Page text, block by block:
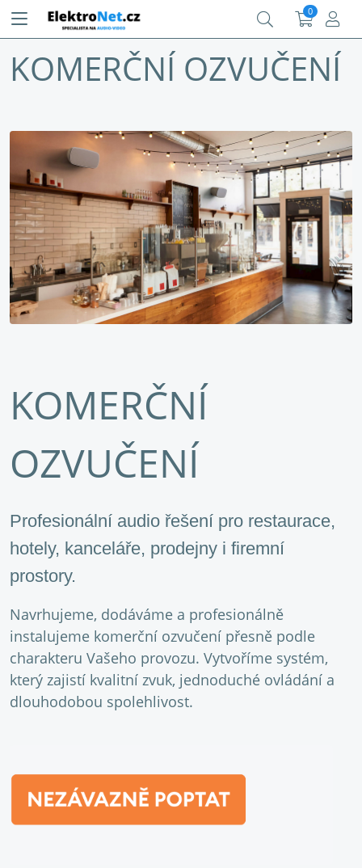
0
KOMERČNÍ OZVUČENÍ
KOMERČNÍ
OZVUČENÍ
Profesionální audio řešení pro restaurace,
hotely, kanceláře, prodejny i firemní
prostory.
Navrhujeme, dodáváme a profesionálně
instalujeme komerční ozvučení přesně podle
charakteru Vašeho provozu. Vytvoříme systém,
který zajistí kvalitní zvuk, jednoduché ovládání a
dlouhodobou spolehlivost.